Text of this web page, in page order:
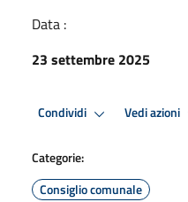
Data :
23 settembre 2025
Condividi Vedi azioni
Categorie:
Consiglio comunale